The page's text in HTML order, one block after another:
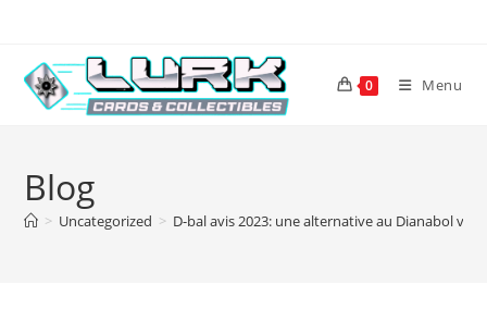
content
0 Menu
Blog
> Uncategorized > D-bal avis 2023: une alternative au Dianabol